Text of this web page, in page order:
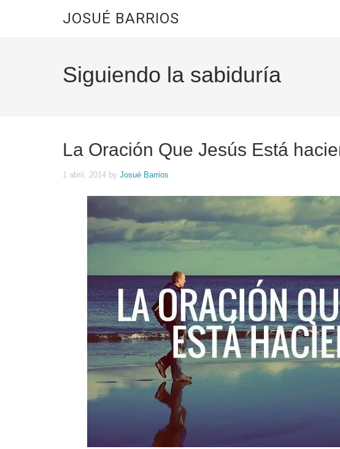
JOSUÉ BARRIOS
Siguiendo la sabiduría
La Oración Que Jesús Está
1 abril, 2014 by Josué Barrios